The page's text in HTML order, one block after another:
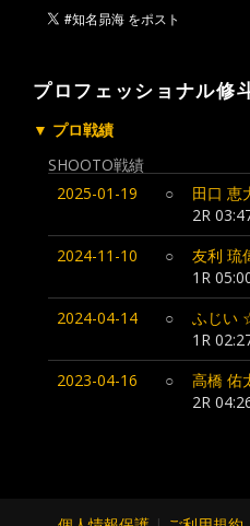
プロフェッショナル修
▼ プロ戦績
SHOOTO戦績
2025-01-19
○
田口 恵
2R
2024-11-10
○
友利 琉
1R
2024-04-14
○
ふじい
1R
2023-04-16
○
高橋 佑
2R